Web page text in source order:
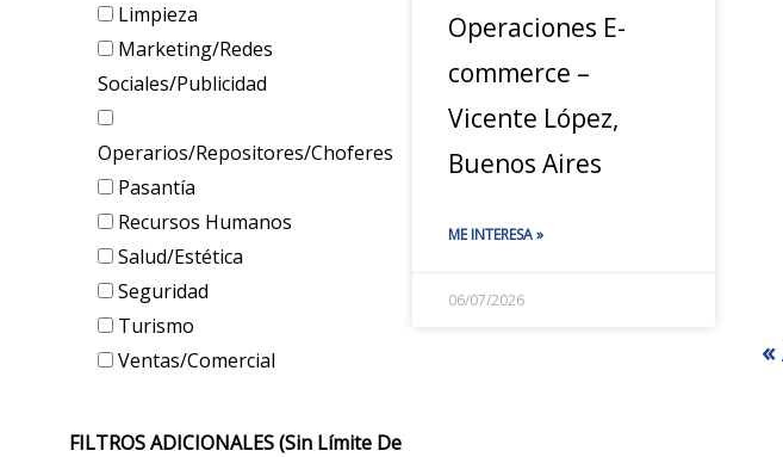
Limpieza
Marketing/Redes
Sociales/Publicidad
Operarios/Repositores/Choferes
Pasantía
Recursos Humanos
Salud/Estética
Seguridad
Turismo
Ventas/Comercial
FILTROS ADICIONALES (sin Límite De
Operaciones E-
commerce –
Vicente López,
Buenos Aires
ME INTERESA »
06/07/2026